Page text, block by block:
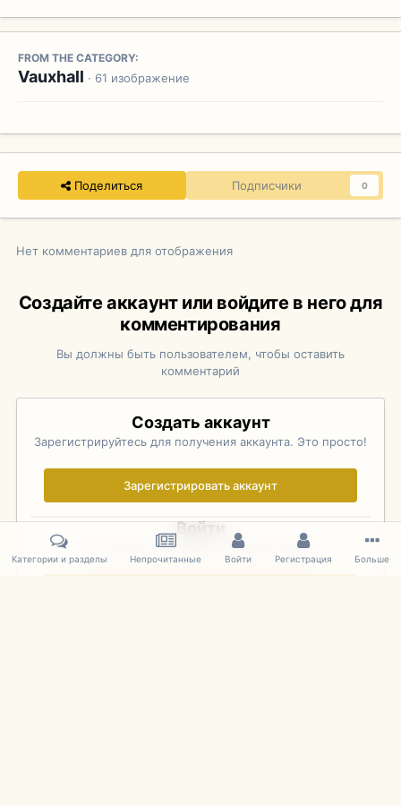
FROM THE CATEGORY:
Vauxhall · 61 изображение
Поделиться Подписчики 0
Нет комментариев для отображения
Создайте аккаунт или войдите в него для
комментирования
Вы должны быть пользователем, чтобы оставить
комментарий
Создать аккаунт
Зарегистрируйтесь для получения аккаунта. Это просто!
Зарегистрировать аккаунт
Войти
Уже зарегистрированы? Войдите здесь.
Категории и разделы Непрочитанные Войти Регистрация Больше